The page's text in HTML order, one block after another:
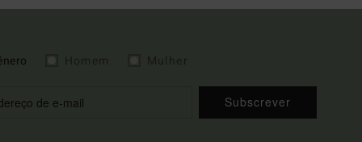
Subscrever